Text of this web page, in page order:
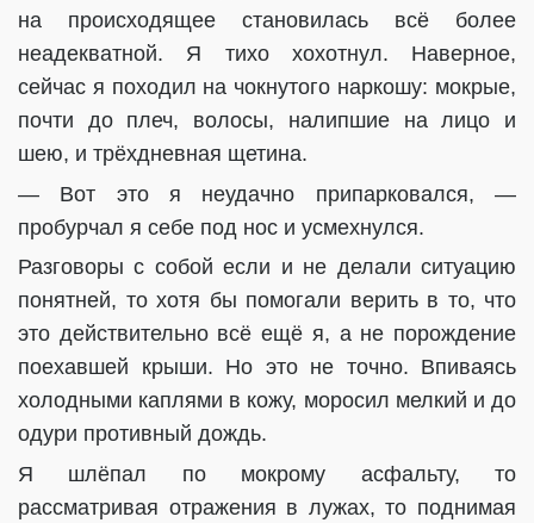
на происходящее становилась всё более
неадекватной. Я тихо хохотнул. Наверное,
сейчас я походил на чокнутого наркошу: мокрые,
почти до плеч, волосы, налипшие на лицо и
шею, и трёхдневная щетина.
— Вот это я неудачно припарковался, —
пробурчал я себе под нос и усмехнулся.
Разговоры с собой если и не делали ситуацию
понятней, то хотя бы помогали верить в то, что
это действительно всё ещё я, а не порождение
поехавшей крыши. Но это не точно. Впиваясь
холодными каплями в кожу, моросил мелкий и до
одури противный дождь.
Я шлёпал по мокрому асфальту, то
рассматривая отражения в лужах, то поднимая